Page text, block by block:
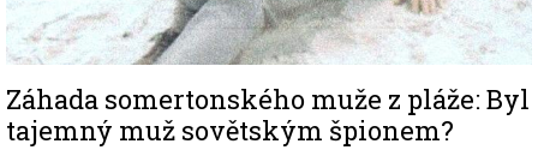
Záhada somertonského muže z pláže: Byl
tajemný muž sovětským špionem?